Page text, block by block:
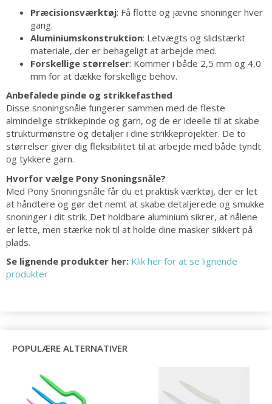
Præcisionsværktøj: Få flotte og jævne snoninger hver
gang.
Aluminiumskonstruktion: Letvægts og slidstærkt
materiale, der er behageligt at arbejde med.
Forskellige størrelser: Kommer i både 2,5 mm og 4,0
mm for at dække forskellige behov.
Anbefalede pinde og strikkefasthed
Disse snoningsnåle fungerer sammen med de fleste
almindelige strikkepinde og garn, og de er ideelle til at skabe
strukturmønstre og detaljer i dine strikkeprojekter. De to
størrelser giver dig fleksibilitet til at arbejde med både tyndt
og tykkere garn.
Hvorfor vælge Pony Snoningsnåle?
Med Pony Snoningsnåle får du et praktisk værktøj, der er let
at håndtere og gør det nemt at skabe detaljerede og smukke
snoninger i dit strik. Det holdbare aluminium sikrer, at nålene
er lette, men stærke nok til at holde dine masker sikkert på
plads.
Se lignende produkter her: Klik her for at se lignende
produkter
POPULÆRE ALTERNATIVER